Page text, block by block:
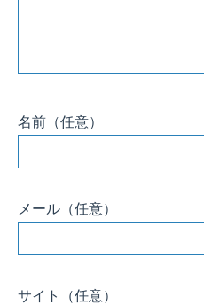
名前 （任意）
メール （任意）
サイト （任意）